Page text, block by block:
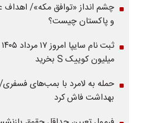
چشم انداز «توافق مکه»/ اهداف
و پاکستان چیست؟
میلیون کوییک S بخرید
حمله به لامرد با بمب‌های
بهداشت فاش کرد